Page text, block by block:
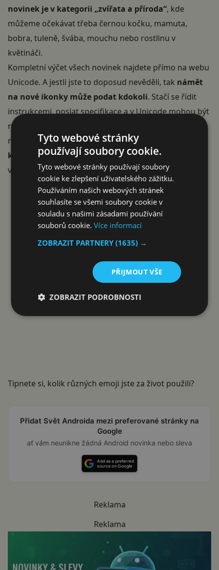
novinek je v kategorii „zvířata a příroda“, kde
můžeme očekávat třeba černou kočku, mamuta,
bobra, tuleně, švába, mouchu nebo rostlinu v
květináči.
Kompletní výčet všech novinek najdete přímo na webu
Unicode. A jestli jste to doposud nevěděli, tak námět
na nové ikonky může podat kdokoli. Stačí se řídit
instrukcemi, poslat specifikace a v Unicode mohou být
nějaká nová emoji i přímo od vás. V poslední vlně
například slavili úspěchzástupci transgender
komunity, kterým se do sady podařilo prosadit jejich
vlajku a symbol.
Reklama
Tipnete si, kolik různých emoji jste za život použili?
Přidat Svět Androida mezi preferované stránky na
Google
ať vám neunikne žádná Android novinka nebo sleva
Reklama
Reklama
Tyto webové stránky
používají soubory cookie.
Tyto webové stránky používají soubory
cookie ke zlepšení uživatelského zážitku.
Používáním našich webových stránek
souhlasíte se všemi soubory cookie v
souladu s našimi zásadami používání
souborů cookie.Více informací
ZOBRAZIT PARTNERY(1635) →
PŘIJMOUT VŠE
ZOBRAZIT PODROBNOSTI